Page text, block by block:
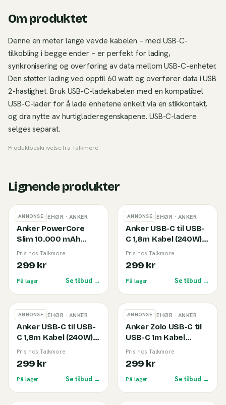
Om produktet
Denne en meter lange vevde kabelen – med USB-C-
tilkobling i begge ender – er perfekt for lading,
synkronisering og overføring av data mellom USB-C-enheter.
Den støtter lading ved opptil 60 watt og overfører data i USB
2-hastighet. Bruk USB-C-ladekabelen med en kompatibel
USB-C-lader for å lade enhetene enkelt via en stikkontakt,
og dra nytte av hurtiglader­egenskapene. USB-C-ladere
selges separat.
Produktbeskrivelse fraTalkmore.
Lignende produkter
ANNONSE
MOBILTILBEHØR · ANKER
Anker PowerCore
Slim 10.000 mAh
Powerbank Black
Pris hos Talkmore
299 kr
På lager Se tilbud →
ANNONSE
MOBILTILBEHØR · ANKER
Anker USB-C til USB-
C 1,8m Kabel (240W)
Black
Pris hos Talkmore
299 kr
På lager Se tilbud →
ANNONSE
MOBILTILBEHØR · ANKER
Anker USB-C til USB-
C 1,8m Kabel (240W)
White
Pris hos Talkmore
299 kr
På lager Se tilbud →
ANNONSE
MOBILTILBEHØR · ANKER
Anker Zolo USB-C til
USB-C 1m Kabel
(240W) White
Pris hos Talkmore
299 kr
På lager Se tilbud →